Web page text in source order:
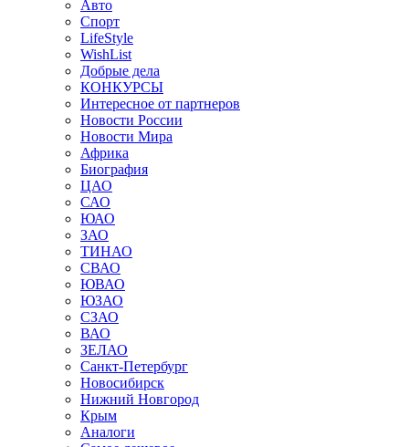
Авто
Спорт
LifeStyle
WishList
Добрые дела
КОНКУРСЫ
Интересное от партнеров
Новости России
Новости Мира
Африка
Биография
ЦАО
САО
ЮАО
ЗАО
ТИНАО
СВАО
ЮВАО
ЮЗАО
СЗАО
ВАО
ЗЕЛАО
Санкт-Петербург
Новосибирск
Нижний Новгород
Крым
Аналоги